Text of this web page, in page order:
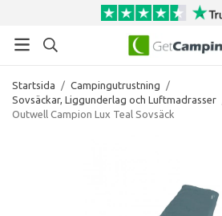
Startsida / Campingutrustning
/
Sovsäckar, Liggunderlag och Luftmadrasser
Outwell Campion Lux Teal Sovsäck